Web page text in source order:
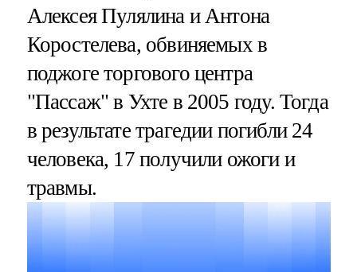
Алексея Пулялина и Антона
Коростелева, обвиняемых в
поджоге торгового центра
"Пассаж" в Ухте в 2005 году. Тогда
в результате трагедии погибли 24
человека, 17 получили ожоги и
травмы.